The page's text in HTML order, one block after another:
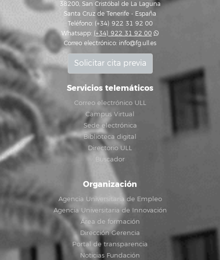
38200, San Cristóbal de La Laguna
Santa Cruz de Tenerife - España
Teléfono: (+34) 922 31 92 00
Whatsapp: (+34) 922 31 92 00
Correo electrónico: info@fg.ull.es
Solicitar cita previa
Servicios telemáticos
Correo electrónico ULL
Campus Virtual
Sede electrónica
Biblioteca digital
Directorio ULL
Buscador
Organización
Agencia Universitaria de Empleo
Agencia Universitaria de Innovación
Área de formación
Dirección Gerencia
Portal de transparencia
Noticias Fundación